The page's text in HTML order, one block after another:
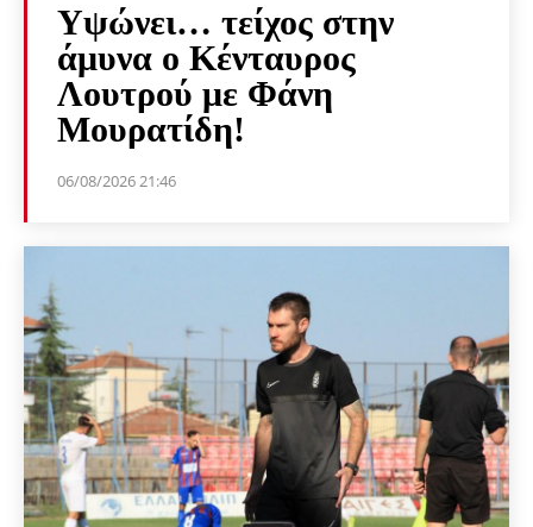
Υψώνει… τείχος στην
άμυνα ο Κένταυρος
Λουτρού με Φάνη
Μουρατίδη!
06/08/2026 21:46